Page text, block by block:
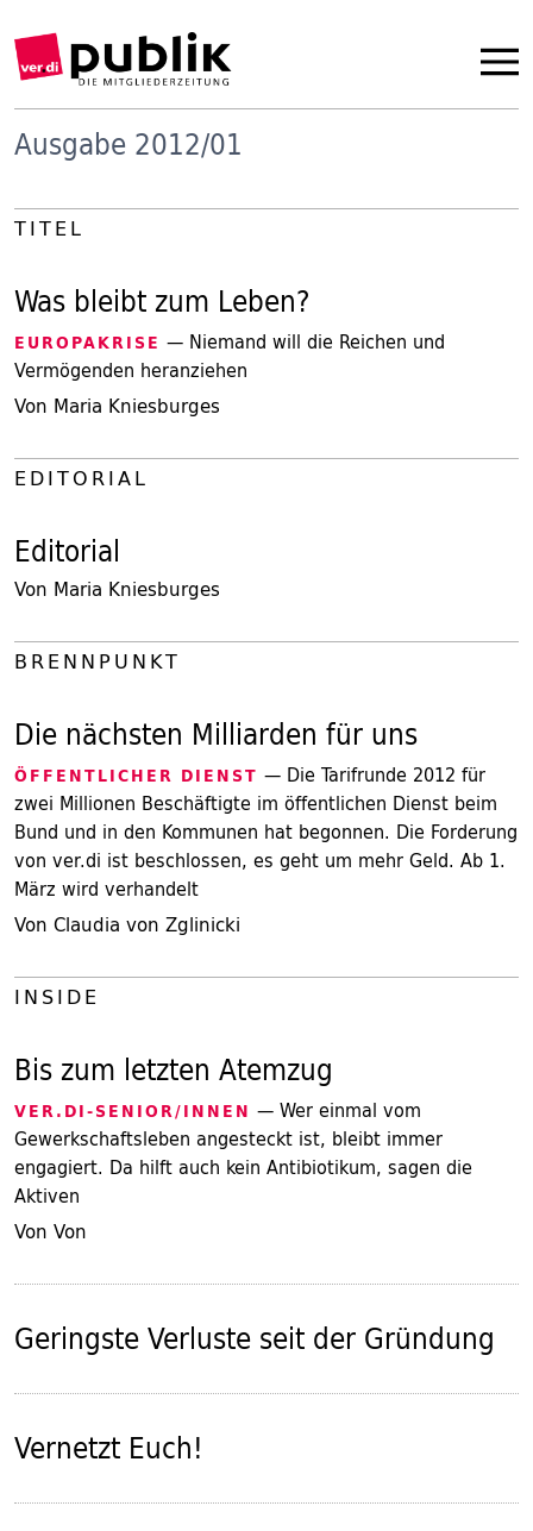
Ausgabe 2012/01
TITEL
Was bleibt zum Leben?
EUROPAKRISE — Niemand will die Reichen und
Vermögenden heranziehen
Von Maria Kniesburges
EDITORIAL
Editorial
Von Maria Kniesburges
BRENNPUNKT
Die nächsten Milliarden für uns
ÖFFENTLICHER DIENST — Die Tarifrunde 2012 für
zwei Millionen Beschäftigte im öffentlichen Dienst beim
Bund und in den Kommunen hat begonnen. Die Forderung
von ver.di ist beschlossen, es geht um mehr Geld. Ab 1.
März wird verhandelt
Von Claudia von Zglinicki
INSIDE
Bis zum letzten Atemzug
VER.DI-SENIOR/INNEN — Wer einmal vom
Gewerkschaftsleben angesteckt ist, bleibt immer
engagiert. Da hilft auch kein Antibiotikum, sagen die
Aktiven
Von Von
Geringste Verluste seit der Gründung
Vernetzt Euch!